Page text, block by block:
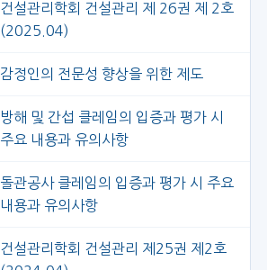
건설관리학회 건설관리 제 26권 제 2호
(2025.04)
감정인의 전문성 향상을 위한 제도
방해 및 간섭 클레임의 입증과 평가 시
주요 내용과 유의사항
돌관공사 클레임의 입증과 평가 시 주요
내용과 유의사항
건설관리학회 건설관리 제25권 제2호